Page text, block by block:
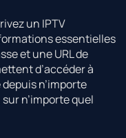
un IPTV
essentielles
et une URL de
d’accéder à
n’importe
n’importe quel